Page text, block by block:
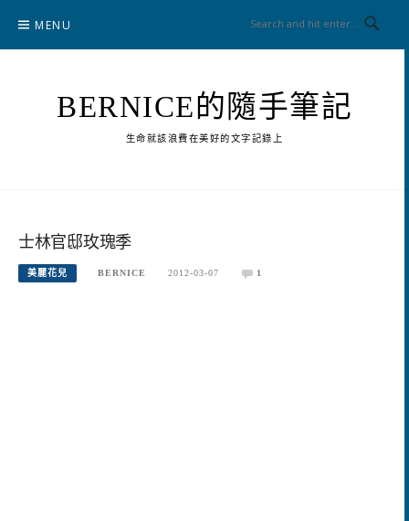
content
MENU
BERNICE的隨手筆記
生命就該浪費在美好的文字記錄上
士林官邸玫瑰季
美麗花兒 BERNICE 2012-03-07 1